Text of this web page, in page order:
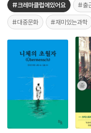
#크레마클럽에있어요 #출
#대중문화 #재미있는과학